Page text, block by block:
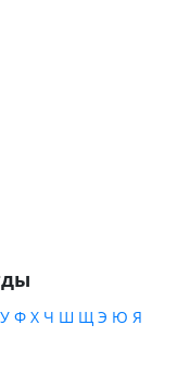
У Ф Х Ч Ш Щ Э Ю Я